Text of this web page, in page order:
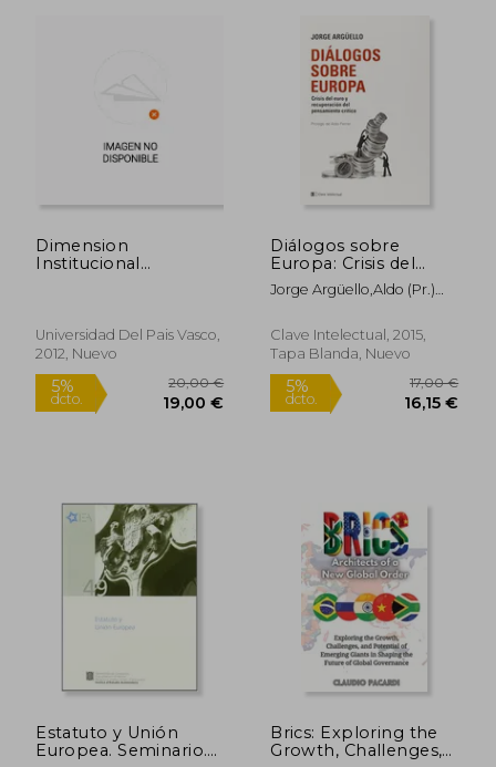
Dimension
Institucional
Universidad Del Pais Vasco,
2012, Nuevo
Diálogos sobre
Europa: Crisis del
euro y recuperación
del pensamiento
Jorge Argüello,Aldo (pr.)
Clave Intelectual, 2015,
Tapa Blanda, Nuevo
5%
dcto.
Estatuto y Unión
Europea. Seminario.
Brics: Exploring the
Growth, Challenges,